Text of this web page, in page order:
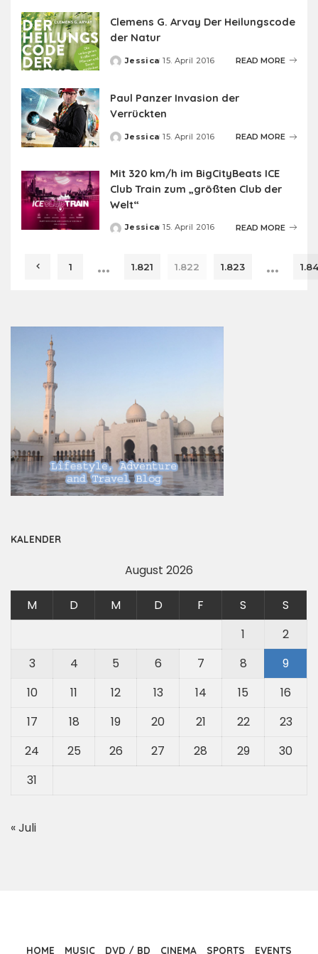
Clemens G. Arvay Der Heilungscode
der Natur
Posted
Jessica 15. April 2016 READ MORE
Paul Panzer Invasion der
Verrückten
Posted
Jessica 15. April 2016 READ MORE
Mit 320 km/h im BigCityBeats ICE
Club Train zum „größten Club der
Welt“
Posted
Jessica 15. April 2016 READ MORE
1 … 1.821 1.822 1.823 …
KALENDER
August 2026
M D M D F S
S
1
2
3
4 5 6 7 8
9
10
11 12 13 14 15
16
17
18 19 20 21 22
23
24
25 26 27 28 29
30
31
« Juli
HOME MUSIC DVD / BD CINEMA SPORTS EVENTS